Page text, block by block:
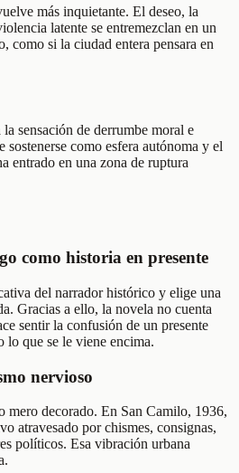
más inquietante. El deseo, la
latente se entremezclan en un
como si la ciudad entera pensara en
sensación de derrumbe moral e
como esfera autónoma y el
entrado en una zona de ruptura
como historia en presente
del narrador histórico y elige una
Gracias a ello, la novela no cuenta
sentir la confusión de un presente
lo que se le viene encima.
nervioso
mero decorado. En San Camilo, 1936,
atravesado por chismes, consignas,
políticos. Esa vibración urbana